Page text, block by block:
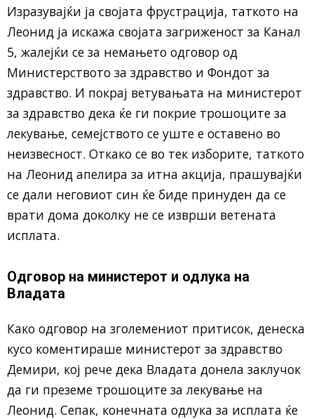
Изразувајќи ја својата фрустрација, таткото на
Леонид ја искажа својата загриженост за Канал
5, жалејќи се за немањето одговор од
Министерството за здравство и Фондот за
здравство. И покрај ветувањата на министерот
за здравство дека ќе ги покрие трошоците за
лекување, семејството се уште е оставено во
неизвесност. Откако се во тек изборите, таткото
на Леонид апелира за итна акција, прашувајќи
се дали неговиот син ќе биде принуден да се
врати дома доколку не се изврши ветената
исплата.
Одговор на министерот и одлука на
Владата
Како одговор на зголемениот притисок, денеска
кусо коментираше министерот за здравство
Демири, кој рече дека Владата донела заклучок
да ги преземе трошоците за лекување на
Леонид. Сепак, конечната одлука за исплата ќе